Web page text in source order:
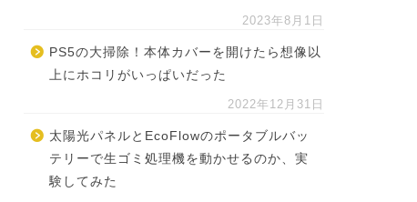
2023年8月1日
PS5の大掃除！本体カバーを開けたら想像以
上にホコリがいっぱいだった
2022年12月31日
太陽光パネルとEcoFlowのポータブルバッ
テリーで生ゴミ処理機を動かせるのか、実
験してみた